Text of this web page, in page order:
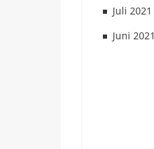
Juli 2021
Juni 2021